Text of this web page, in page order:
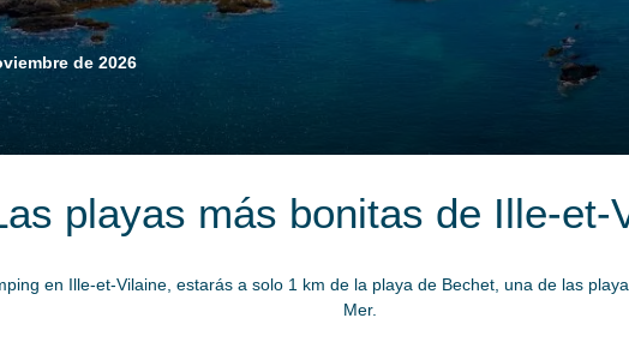
de 2026
playas más bonitas de Ille-et-
en Ille-et-Vilaine, estarás a solo 1 km de la playa de Bechet, una de las
Mer.